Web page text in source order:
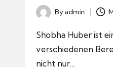
Posted
by
Byadmin
Shobha Huber ist
verschiedenen
nicht nur…